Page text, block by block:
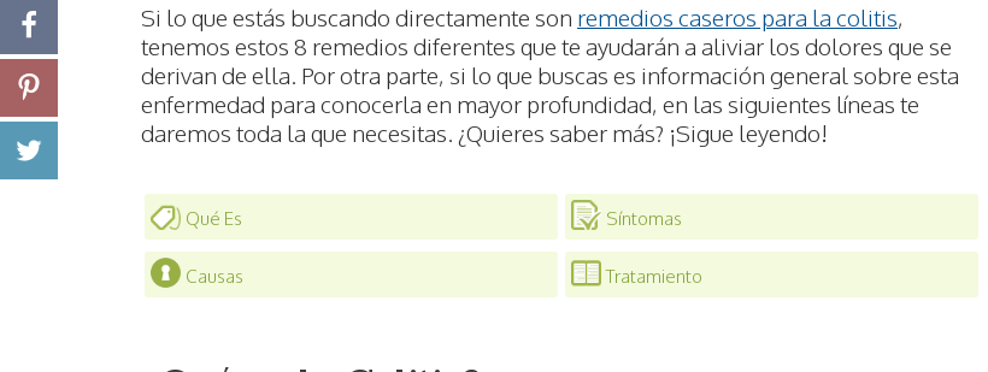
Si lo que estás buscando directamente son remedios caseros para la colitis,
tenemos estos 8 remedios diferentes que te ayudarán a aliviar los dolores que se
derivan de ella. Por otra parte, si lo que buscas es información general sobre esta
enfermedad para conocerla en mayor profundidad, en las siguientes líneas te
daremos toda la que necesitas. ¿Quieres saber más? ¡Sigue leyendo!
Qué Es Síntomas
Causas Tratamiento